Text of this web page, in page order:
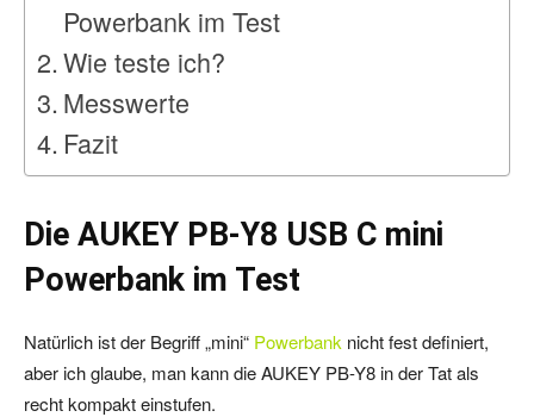
Powerbank im Test
Wie teste ich?
Messwerte
Fazit
Die AUKEY PB-Y8 USB C mini
Powerbank im Test
Natürlich ist der Begriff „mini“ Powerbank nicht fest definiert,
aber ich glaube, man kann die AUKEY PB-Y8 in der Tat als
recht kompakt einstufen.